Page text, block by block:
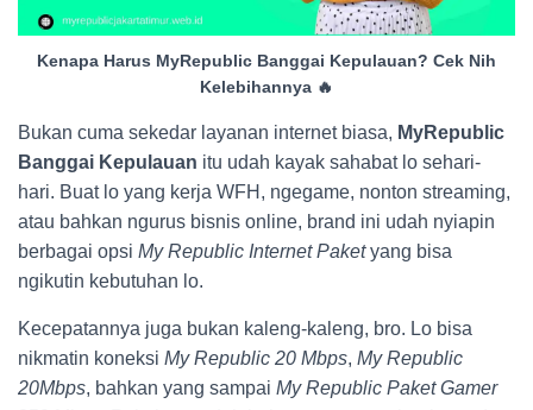
Kenapa Harus MyRepublic Banggai Kepulauan? Cek Nih
Kelebihannya 🔥
Bukan cuma sekedar layanan internet biasa, MyRepublic
Banggai Kepulauan itu udah kayak sahabat lo sehari-
hari. Buat lo yang kerja WFH, ngegame, nonton streaming,
atau bahkan ngurus bisnis online, brand ini udah nyiapin
berbagai opsi My Republic Internet Paketyang bisa
ngikutin kebutuhan lo.
Kecepatannya juga bukan kaleng-kaleng, bro. Lo bisa
nikmatin koneksi My Republic 20 Mbps, My Republic
20Mbps, bahkan yang sampai My Republic Paket Gamer